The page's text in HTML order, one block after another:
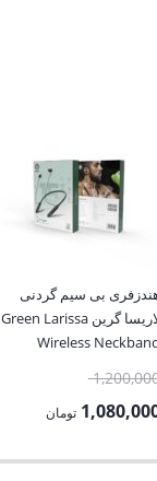
بی سیم گردنی
لاریسا گرین Green Larissa
Wireless
قیمت
اصلی:
بود.
تومان